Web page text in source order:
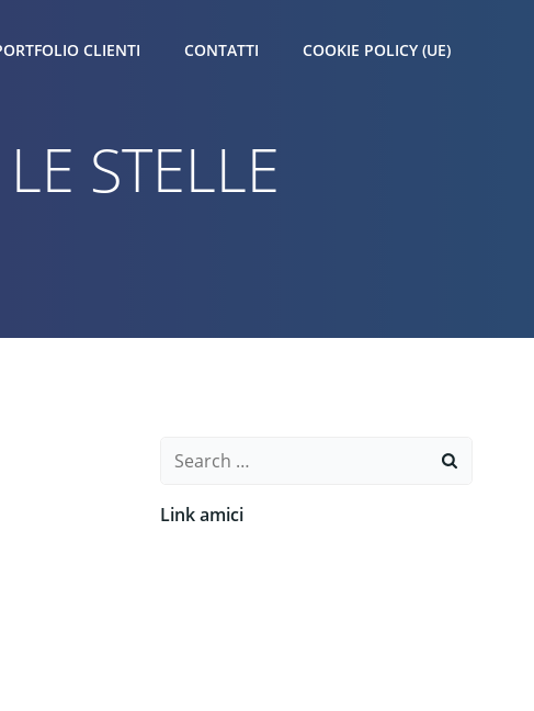
CLIENTI CONTATTI COOKIE POLICY (UE)
STELLE
Search
Link amici